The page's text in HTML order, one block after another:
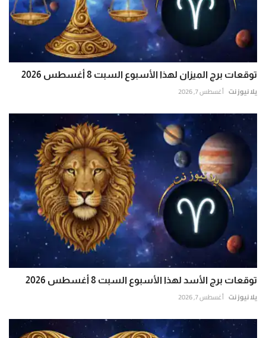
توقعات برج الميزان لهذا الأسبوع السبت 8 أغسطس 2026
يلا نيوز نت أغسطس 7, 2026
توقعات برج الأسد لهذا الأسبوع السبت 8 أغسطس 2026
يلا نيوز نت أغسطس 7, 2026